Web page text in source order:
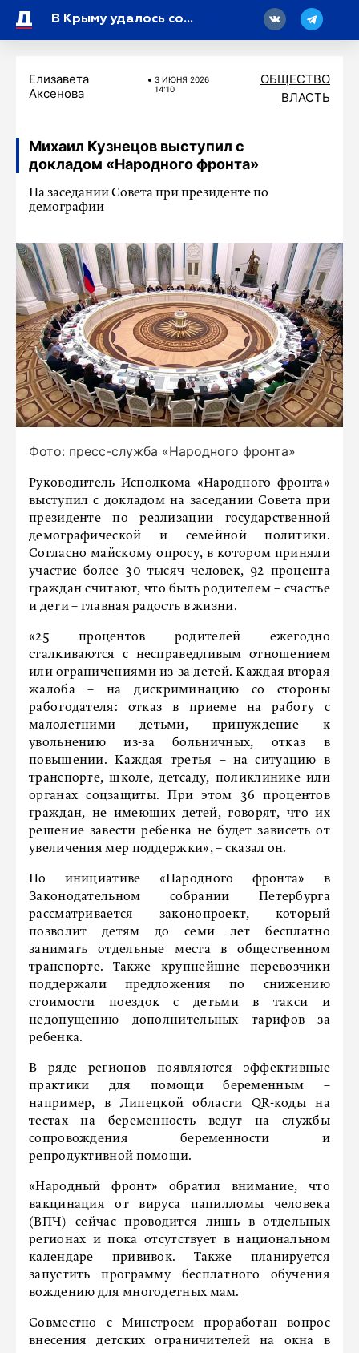
В Крыму удалось сохранить почти две сотни беременностей
Елизавета
Аксенова
3 ИЮНЯ 2026
14:10
ОБЩЕСТВО
ВЛАСТЬ
Михаил Кузнецов выступил с
докладом «Народного фронта»
На заседании Совета при президенте по
демографии
Фото: пресс-служба «Народного фронта»
Руководитель Исполкома «Народного фронта»
выступил с докладом на заседании Совета при
президенте по реализации государственной
демографической и семейной политики.
Согласно майскому опросу, в котором приняли
участие более 30 тысяч человек, 92 процента
граждан считают, что быть родителем – счастье
и дети – главная радость в жизни.
«25 процентов родителей ежегодно
сталкиваются с несправедливым отношением
или ограничениями из-за детей. Каждая вторая
жалоба – на дискриминацию со стороны
работодателя: отказ в приеме на работу с
малолетними детьми, принуждение к
увольнению из-за больничных, отказ в
повышении. Каждая третья – на ситуацию в
транспорте, школе, детсаду, поликлинике или
органах соцзащиты. При этом 36 процентов
граждан, не имеющих детей, говорят, что их
решение завести ребенка не будет зависеть от
увеличения мер поддержки», – сказал он.
По инициативе «Народного фронта» в
Законодательном собрании Петербурга
рассматривается законопроект, который
позволит детям до семи лет бесплатно
занимать отдельные места в общественном
транспорте. Также крупнейшие перевозчики
поддержали предложения по снижению
стоимости поездок с детьми в такси и
недопущению дополнительных тарифов за
ребенка.
В ряде регионов появляются эффективные
практики для помощи беременным –
например, в Липецкой области QR-коды на
тестах на беременность ведут на службы
сопровождения беременности и
репродуктивной помощи.
«Народный фронт» обратил внимание, что
вакцинация от вируса папилломы человека
(ВПЧ) сейчас проводится лишь в отдельных
регионах и пока отсутствует в национальном
календаре прививок.Также планируется
запустить программу бесплатного обучения
вождению для многодетных мам.
Совместно с Минстроем проработан вопрос
внесения детских ограничителей на окна в